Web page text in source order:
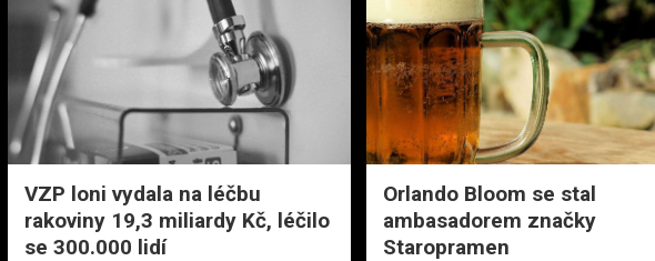
VZP loni vydala na léčbu
rakoviny 19,3 miliardy Kč, léčilo
se 300.000 lidí
Orlando Bloom se stal
ambasadorem značky
Staropramen